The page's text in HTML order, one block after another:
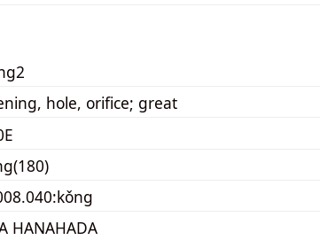
hole, orifice; great
HANAHADA